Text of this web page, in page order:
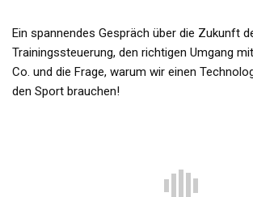
Ein spannendes Gespräch über die Zukunft
Trainingssteuerung, den richtigen Umgang
Co. und die Frage, warum wir einen
den Sport brauchen!